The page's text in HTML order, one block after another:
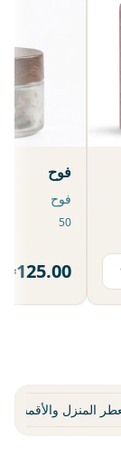
فوح
فوح
125.00
المنزل والأقمشة